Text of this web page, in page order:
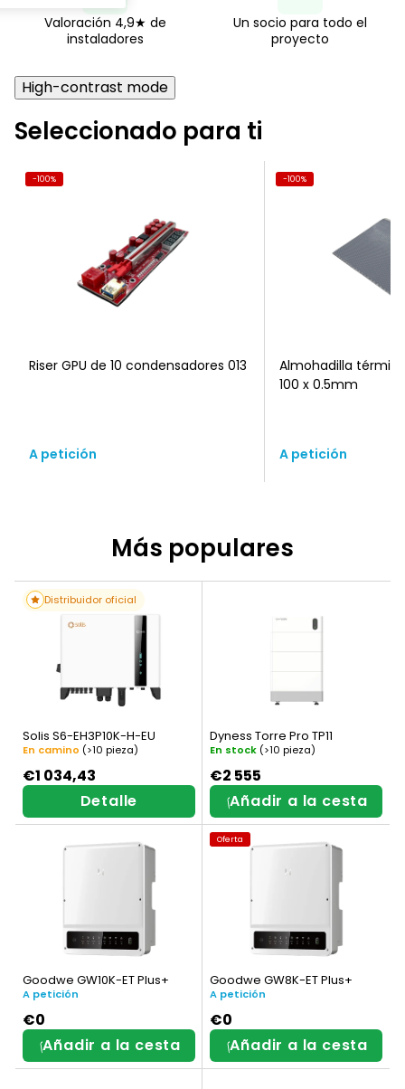
r
o
s
Valoración 4,9★ de
instaladores
Un socio para todo el
proyecto
High-contrast mode
Seleccionado para ti
-100%
Riser GPU de 10 condensadores 013
A petición
-100%
Almohadilla
100 x 0.5mm
A petición
Más populares
Distribuidor oficial
Solis S6-EH3P10K-H-EU
En camino (>10 pieza)
€1 034,43
Detalle
Dyness Torre Pro TP11
En stock (>10 pieza)
€2 555
Añadir a la cesta
Goodwe GW10K-ET Plus+
A petición
€0
Añadir a la cesta
Oferta
Goodwe GW8K-ET Plus+
A petición
€0
Añadir a la cesta